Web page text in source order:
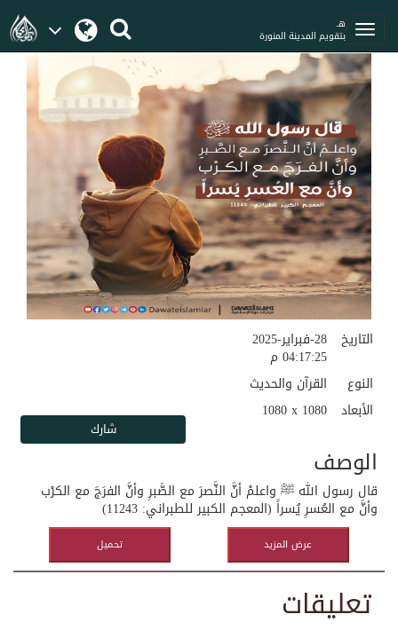
هـ
بتقويم المدينة المنورة
28-فبراير-2025
04:17:25 م
التاريخ
القرآن والحديث
النوع
1080 x 1080 الأبعاد
الوصف
قال رسول الله ﷺ واعلمْ أنَّ النَّصرَ مع الصَّبرِ وأنَّ الفرَجَ مع الكرْب
وأنَّ مع العُسرِ يُسراً (المعجم الكبير للطبراني: 11243)
تحميل عرض المزيد
تعليقات